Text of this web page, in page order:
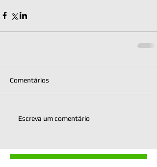
Comentários
Escreva um comentário